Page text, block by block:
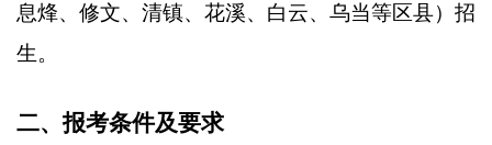
息烽、修文、清镇、花溪、白云、乌当等区县）招
生。
二、报考条件及要求